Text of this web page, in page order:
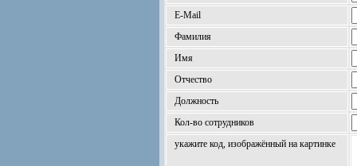
E-Mail
Фамилия
Имя
Отчество
Должность
Кол-во сотрудников
укажите код, изображённый на картинке